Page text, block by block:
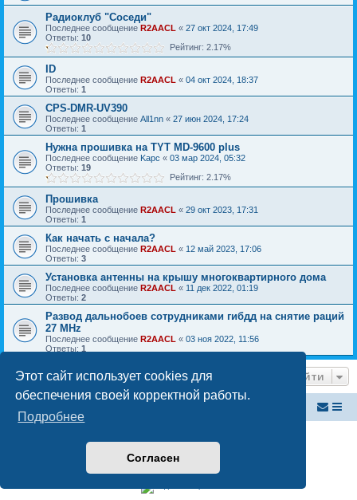
Этот сайт использует cookies для
обеспечения своей корректной работы.
Подробнее
Согласен
Радиоклуб "Соседи"
Последнее сообщение R2AACL « 27 окт 2024, 17:49
Ответы: 10
Рейтинг: 2.17%
ID
Последнее сообщение R2AACL « 04 окт 2024, 18:37
Ответы: 1
CPS-DMR-UV390
Последнее сообщение All1nn « 27 июн 2024, 17:24
Ответы: 1
Нужна прошивка на TYT MD-9600 plus
Последнее сообщение Kapc « 03 мар 2024, 05:32
Ответы: 19
Рейтинг: 2.17%
Прошивка
Последнее сообщение R2AACL « 29 окт 2023, 17:31
Ответы: 1
Как начать с начала?
Последнее сообщение R2AACL « 12 май 2023, 17:06
Ответы: 3
Установка антенны на крышу многоквартирного дома
Последнее сообщение R2AACL « 11 дек 2022, 01:19
Ответы: 2
Развод дальнобоев сотрудниками гибдд на снятие раций
27 MHz
Последнее сообщение R2AACL « 03 ноя 2022, 11:56
Ответы: 1
Перейти
Конфиденциальность